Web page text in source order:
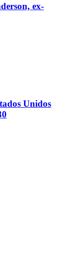
ex-
Unidos